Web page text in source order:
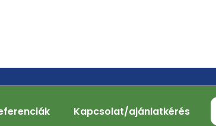
Kapcsolat/ajánlatkérés